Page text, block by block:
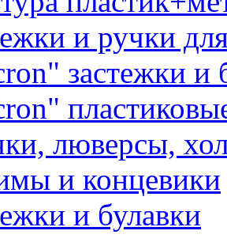
и ручки
застежки и
люверсы,
и концевики
и булавки